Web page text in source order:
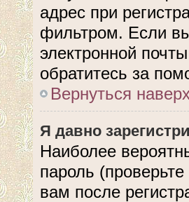
адрес при
фильтром. Если
электронной
обратитесь за
Вернуться
Я давно
Наиболее
пароль
вам после